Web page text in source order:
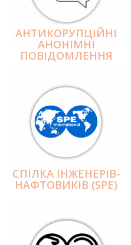
АНТИКОРУПЦІЙНІ
АНОНІМНІ
ПОВІДОМЛЕННЯ
СПІЛКА ІНЖЕНЕРІВ-
НАФТОВИКІВ (SPE)